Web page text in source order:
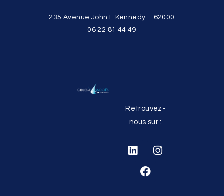
235 Avenue John F Kennedy – 62000
06 22 81 44 49
Retrouvez-
nous sur :